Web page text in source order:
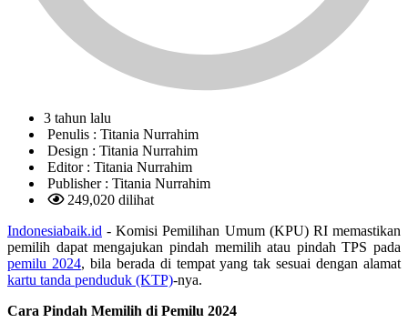
3 tahun lalu
Penulis : Titania Nurrahim
Design : Titania Nurrahim
Editor : Titania Nurrahim
Publisher : Titania Nurrahim
249,020 dilihat
Indonesiabaik.id - Komisi Pemilihan Umum (KPU) RI memastikan
pemilih dapat mengajukan pindah memilih atau pindah TPS pada
pemilu 2024, bila berada di tempat yang tak sesuai dengan alamat
kartu tanda penduduk (KTP)-nya.
Cara Pindah Memilih di Pemilu 2024